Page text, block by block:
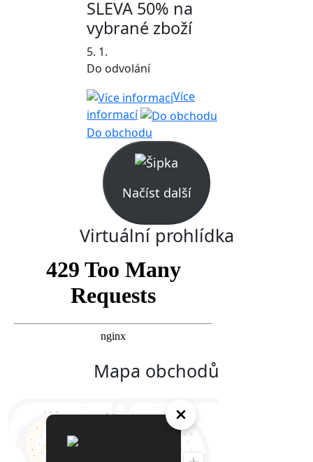
SLEVA 50% na
vybrané zboží
5. 1.
Do odvolání
Více
informací
Do obchodu
Načíst další
Virtuální prohlídka
Mapa obchodů